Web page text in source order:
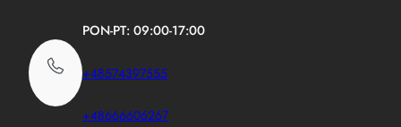
PON-PT: 09:00-17:00
+48574397555
+48666606267